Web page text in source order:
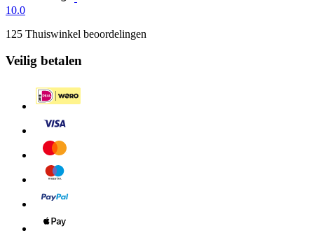
10.0
125 Thuiswinkel beoordelingen
Veilig betalen